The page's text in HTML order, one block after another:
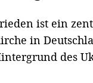
ist ein
in
des